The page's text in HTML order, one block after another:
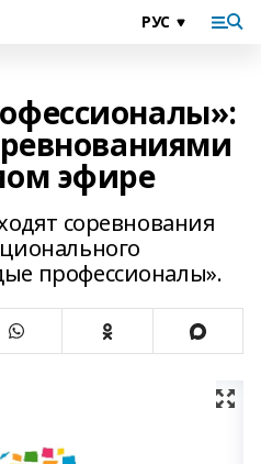
эфире
соревнования
профессионалы».